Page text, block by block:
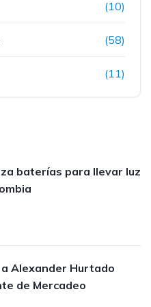
(10)
(58)
(11)
baterías para llevar luz
a Alexander Hurtado
de Mercadeo